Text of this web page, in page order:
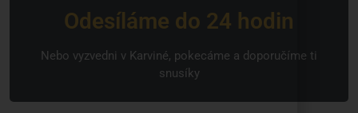
Odesíláme do 24 hodin
Nebo vyzvedni v Karviné, pokecáme a doporučíme ti
snusíky